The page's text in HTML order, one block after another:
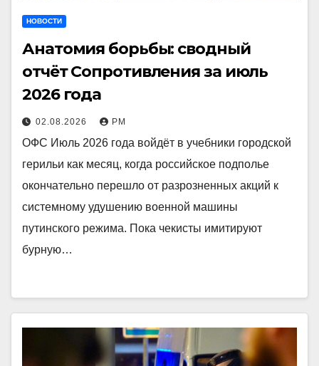
НОВОСТИ
Анатомия борьбы: сводный
отчёт Сопротивления за июль
2026 года
02.08.2026 РМ
ОФС Июль 2026 года войдёт в учебники городской
герильи как месяц, когда российское подполье
окончательно перешло от разрозненных акций к
системному удушению военной машины
путинского режима. Пока чекисты имитируют
бурную…